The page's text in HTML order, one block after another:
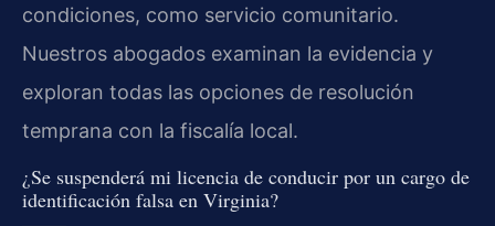
condiciones, como servicio comunitario.
Nuestros abogados examinan la evidencia y
exploran todas las opciones de resolución
temprana con la fiscalía local.
¿Se suspenderá mi licencia de conducir por un cargo de
identificación falsa en Virginia?